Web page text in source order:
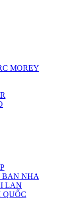
MOREY
BAN NHA
LAN
QUỐC